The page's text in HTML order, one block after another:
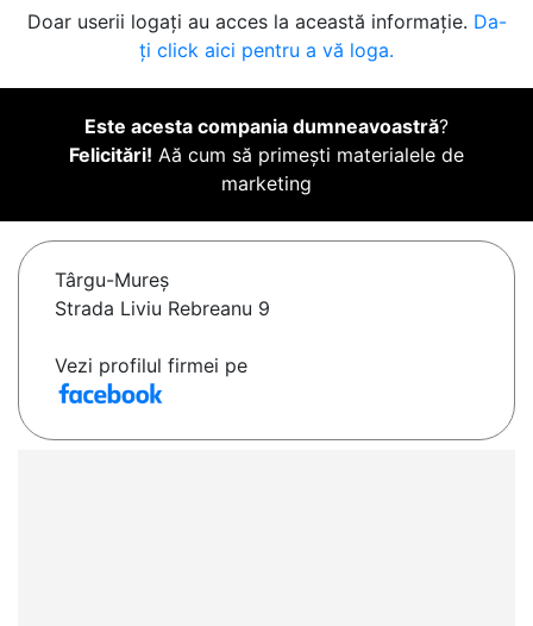
Doar userii logați au acces la această informație. Da-
ți click aici pentru a vă loga.
Este acesta compania dumneavoastră?
Felicitări! Aă cum să primești materialele de
marketing
Târgu-Mureş
Strada Liviu Rebreanu 9
Vezi profilul firmei pe